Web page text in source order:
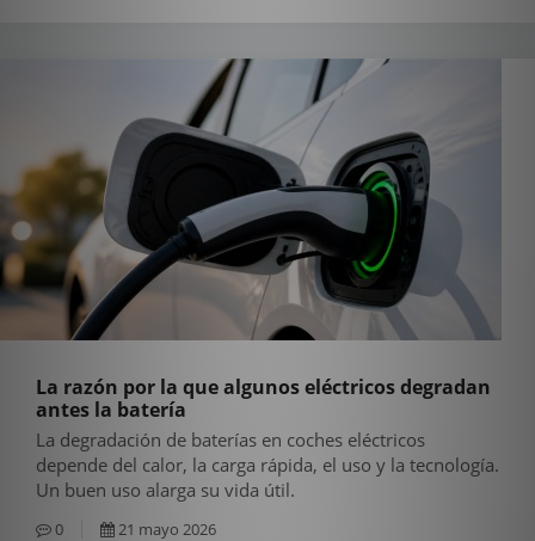
La razón por la que algunos eléctricos degradan
antes la batería
La degradación de baterías en coches eléctricos
depende del calor, la carga rápida, el uso y la tecnología.
Un buen uso alarga su vida útil.
0 21 mayo 2026